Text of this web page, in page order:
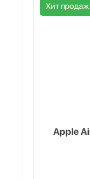
Хит продаж
Apple